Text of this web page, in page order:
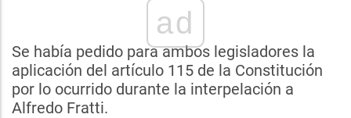
ad
Se había pedido para ambos legisladores la
aplicación del artículo 115 de la Constitución
por lo ocurrido durante la interpelación a
Alfredo Fratti.